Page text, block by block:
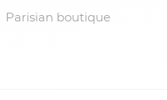
Parisian boutique